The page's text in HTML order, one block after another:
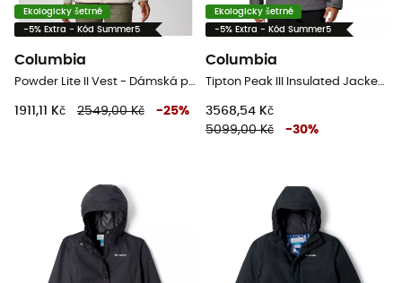
Ekologicky šetrné
-5% Extra - Kód Summer5
Columbia
Powder Lite II Vest - Dámská péřova bez rukávů
1911,11 Kč 2549,00 Kč -25%
Ekologicky šetrné
-5% Extra - Kód Summer5
Columbia
Tipton Peak III Insulated Jacket - Pánská nepromokavá bunda
3568,54 Kč
5099,00 Kč
-30%